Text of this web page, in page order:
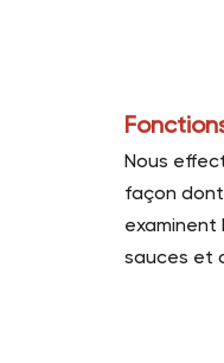
Nous
façon
examinent
sauces et